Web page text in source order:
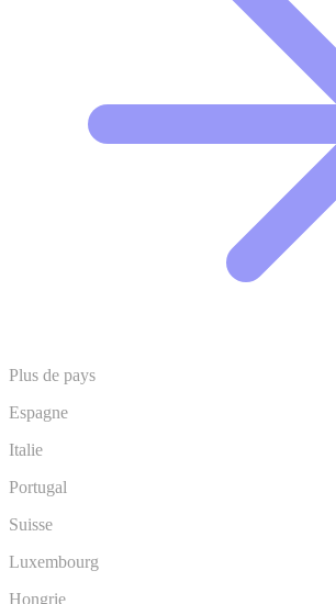
Plus de pays
Espagne
Italie
Portugal
Suisse
Luxembourg
Hongrie